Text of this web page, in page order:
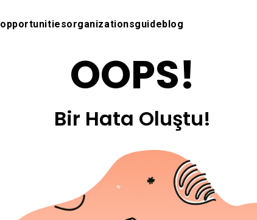
opportunitiesorganizationsguideblog
OOPS!
Bir Hata Oluştu!